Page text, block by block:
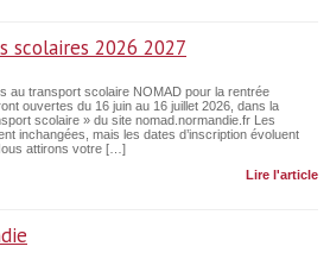
scolaires 2026 2027
au transport scolaire NOMAD pour la rentrée
ouvertes du 16 juin au 16 juillet 2026, dans la
scolaire » du site nomad.normandie.fr Les
inchangées, mais les dates d’inscription évoluent
attirons votre […]
Lire l'article